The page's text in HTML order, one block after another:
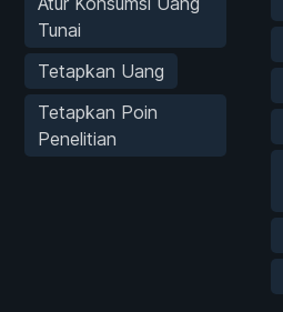
Tunai
Tetapkan Uang
Tetapkan Poin
Penelitian